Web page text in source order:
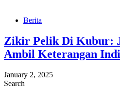
Berita
Zikir Pelik Di Kubur:
Ambil Keterangan
January 2, 2025
Search